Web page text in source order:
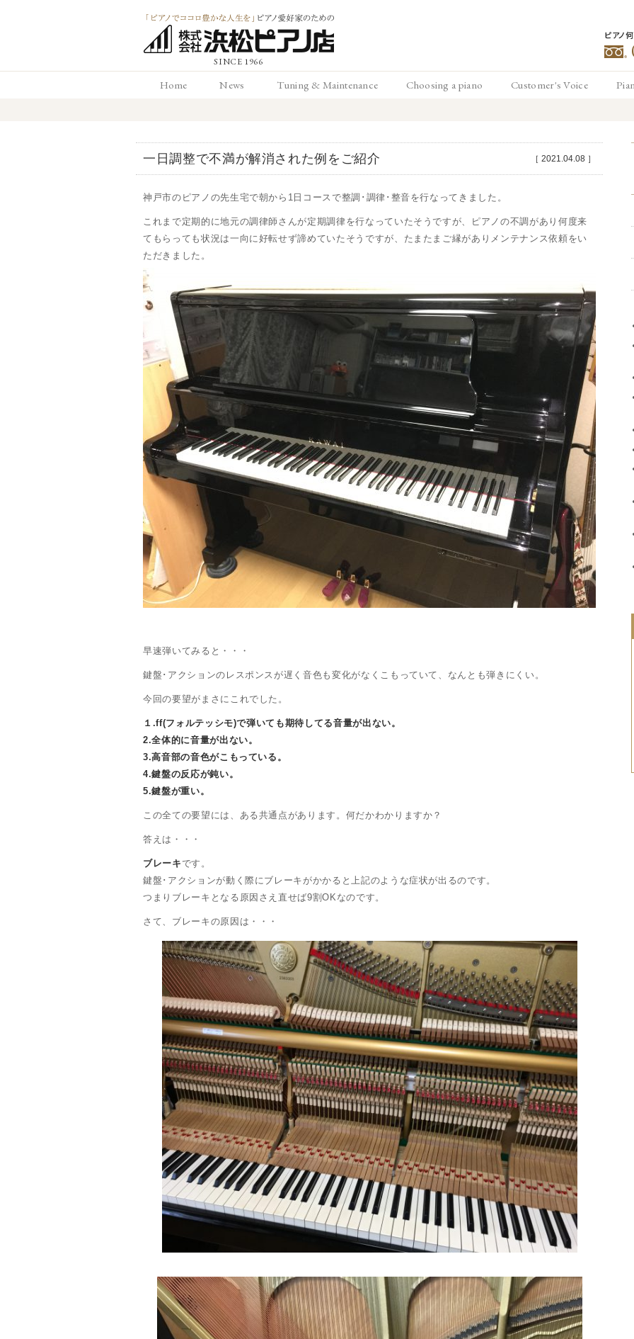
「ピアノでココロ豊
愛好家のための 浜松
ピアノ店
ピアノ
Home News Tuning & Maintenance Choosing a piano Customer's Voice
［ 2021.04.08 ］
一日調整で不満が解消された例をご紹介
神戸市のピアノの先生宅で朝から1日コースで整調･調律･整音を行なってきました。
これまで定期的に地元の調律師さんが定期調律を行なっていたそうですが、ピアノの不調があり何度来
てもらっても状況は一向に好転せず諦めていたそうですが、たまたまご縁がありメンテナンス依頼をい
ただきました。
早速弾いてみると・・・
鍵盤･アクションのレスポンスが遅く音色も変化がなくこもっていて、なんとも弾きにくい。
今回の要望がまさにこれでした。
１.ff(フォルテッシモ)で弾いても期待してる音量が出ない。
2.全体的に音量が出ない。
3.高音部の音色がこもっている。
4.鍵盤の反応が鈍い。
5.鍵盤が重い。
この全ての要望には、ある共通点があります。何だかわかりますか？
答えは・・・
ブレーキ です。
鍵盤･アクションが動く際にブレーキがかかると上記のような症状が出るのです。
つまりブレーキとなる原因さえ直せば9割OKなのです。
さて、ブレーキの原因は・・・